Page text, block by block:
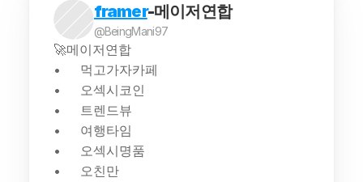
framer-메이저연합
@BeingMani97
🚀메이저연합
먹고가자카페
오섹시코인
트렌드뷰
여행타임
오섹시명품
오친만